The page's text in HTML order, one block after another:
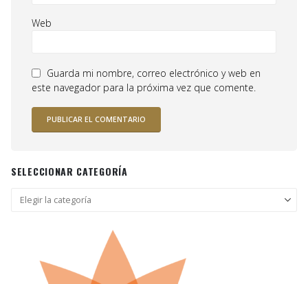
Web
Guarda mi nombre, correo electrónico y web en
este navegador para la próxima vez que comente.
SELECCIONAR CATEGORÍA
Seleccionar
categoría